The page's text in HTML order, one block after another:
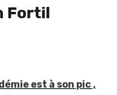
Fortil
est à son pic ,